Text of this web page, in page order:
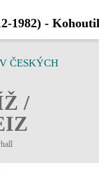
ČESKÝCH
/
1982) -